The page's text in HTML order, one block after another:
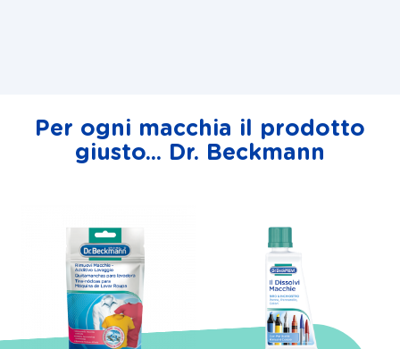
Per ogni macchia il prodotto
giusto... Dr. Beckmann